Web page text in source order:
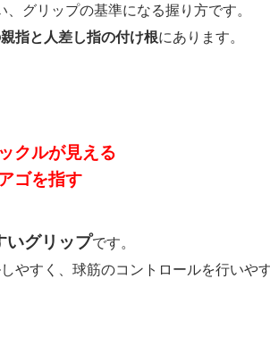
グリップの基準になる握り方です。
指と人差し指の付け根にあります。
クルが見える
ゴを指す
いグリップです。
やすく、球筋のコントロールを行いや